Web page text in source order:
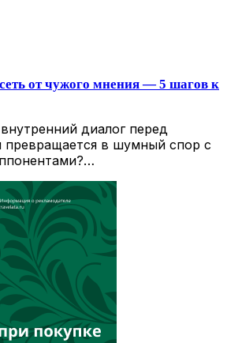
от чужого мнения — 5 шагов к
диалог перед
в шумный спор с